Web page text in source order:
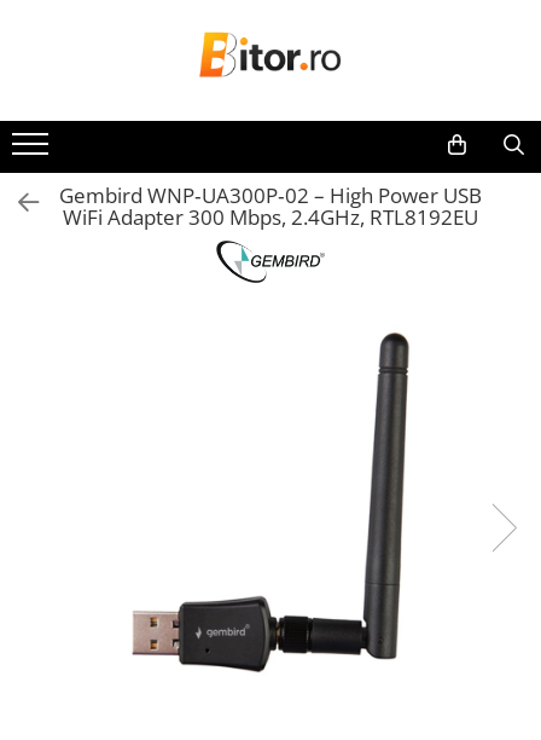
Laptop , PC, Tablete
Laptop-uri
Laptop-uri Gaming
Laptop-uri Workstation
Imprimante Matriciale
Multifuncțional Cerneală
Gembird WNP‑UA300P‑02 – High Power USB
WiFi Adapter 300 Mbps, 2.4GHz, RTL8192EU